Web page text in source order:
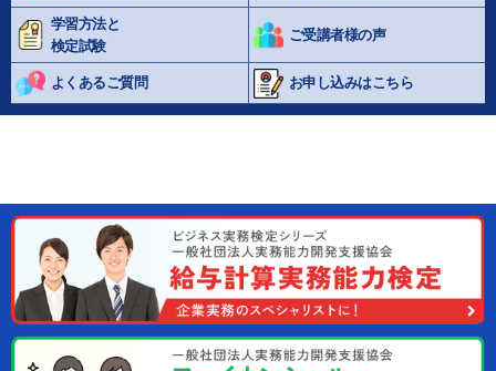
学習方法と
検定試験
ご受講者様の声
よくあるご質問 お申し込みはこちら